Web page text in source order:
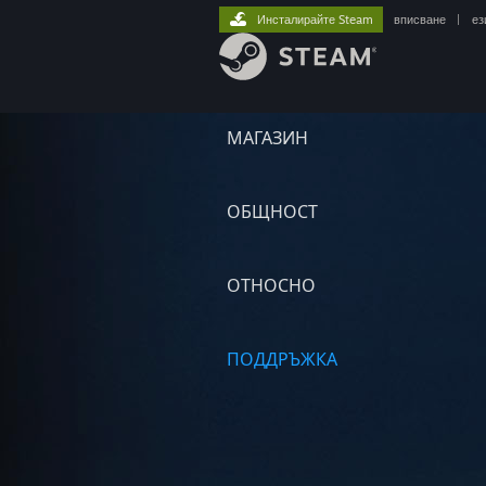
МАГАЗИН
ОБЩНОСТ
ОТНОСНО
ПОДДРЪЖКА
Инсталирайте Steam вписване